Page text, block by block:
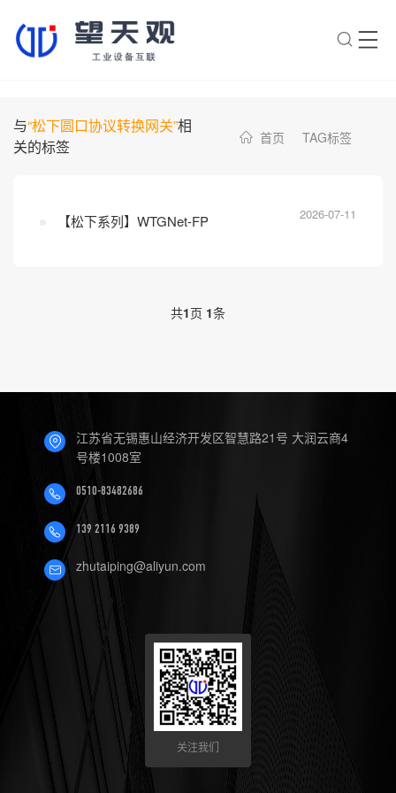
与“松下圆口协议转换网关”相
关的标签
首页 TAG标签
【松下系列】WTGNet-FP 2026-07-11
共1页 1条
江苏省无锡惠山经济开发区智慧路21号 大润云商4
号楼1008室
0510-83482686
139 2116 9389
zhutaiping@aliyun.com
关注我们
AI智能助手
常见问题
2.望天观网关支持哪些组网方
服务？